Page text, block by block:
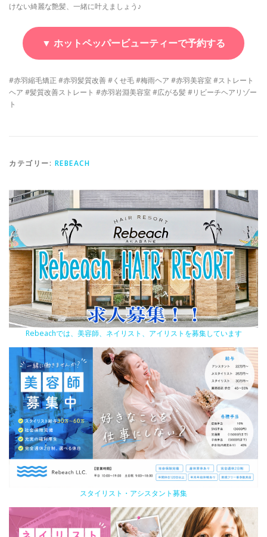
けない綺麗な艶髪、一緒に叶えましょう♪
▼ ホットペッパービューティーで予約する
#赤羽縮毛矯正 #赤羽髪質改善 #くせ毛 #梅雨ヘア #赤羽美容室 #ストレート
ヘア #髪質改善ストレート #赤羽岩淵美容室 #広がる髪 #リビーチヘアリゾー
ト
カテゴリー: REBEACH
Rebeachでは、美容師、ネイリスト、アイリストを募集しています
スタイリスト・アシスタント募集